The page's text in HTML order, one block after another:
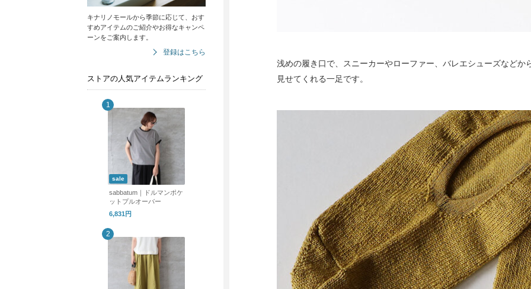
キナリノモールから季節に応じて、おす
すめアイテムのご紹介やお得なキャンペ
ーンをご案内します。
登録はこちら
ストアの人気アイテムランキング
sale
sabbatum｜ドルマンポケ
ットプルオーバー
6,831円
浅めの履き口で、スニーカーやローファー、バレエシューズなどか
見せてくれる一足です。